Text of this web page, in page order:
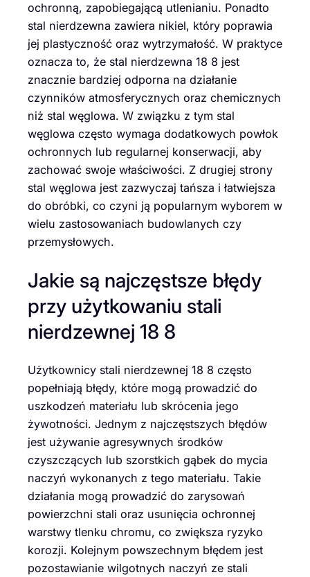
ochronną, zapobiegającą utlenianiu. Ponadto
stal nierdzewna zawiera nikiel, który poprawia
jej plastyczność oraz wytrzymałość. W praktyce
oznacza to, że stal nierdzewna 18 8 jest
znacznie bardziej odporna na działanie
czynników atmosferycznych oraz chemicznych
niż stal węglowa. W związku z tym stal
węglowa często wymaga dodatkowych powłok
ochronnych lub regularnej konserwacji, aby
zachować swoje właściwości. Z drugiej strony
stal węglowa jest zazwyczaj tańsza i łatwiejsza
do obróbki, co czyni ją popularnym wyborem w
wielu zastosowaniach budowlanych czy
przemysłowych.
Jakie są najczęstsze błędy
przy użytkowaniu stali
nierdzewnej 18 8
Użytkownicy stali nierdzewnej 18 8 często
popełniają błędy, które mogą prowadzić do
uszkodzeń materiału lub skrócenia jego
żywotności. Jednym z najczęstszych błędów
jest używanie agresywnych środków
czyszczących lub szorstkich gąbek do mycia
naczyń wykonanych z tego materiału. Takie
działania mogą prowadzić do zarysowań
powierzchni stali oraz usunięcia ochronnej
warstwy tlenku chromu, co zwiększa ryzyko
korozji. Kolejnym powszechnym błędem jest
pozostawianie wilgotnych naczyń ze stali